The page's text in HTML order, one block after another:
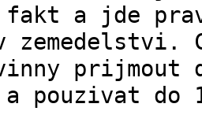
fakt a jde
zemedelstvi.
prijmout
pouzivat do